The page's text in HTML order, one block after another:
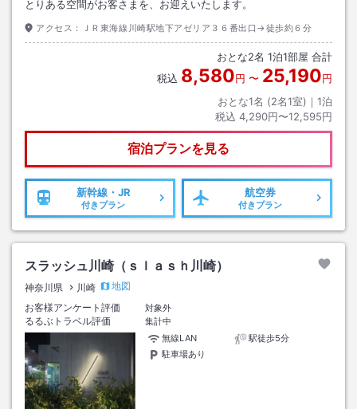
とりある空間がお客さまを、お迎えいたします。
アクセス： ＪＲ東海線川崎駅地下アゼリア３６番出口→徒歩約６分
おとな2名 1泊1部屋 合計
税込 8,580円 〜 25,190円
おとな1名 (2名1室)｜ 1泊
税込 4,290円〜12,595円
宿泊プランを見る
新幹線・JR
付きプラン
航空券
付きプラン
スラッシュ川崎（ｓｌａｓｈ川崎）
神奈川県 川崎
地図
お客様アンケート評価
対象外
るるぶトラベル評価
集計中
無線LAN
駅徒歩5分
駐車場あり